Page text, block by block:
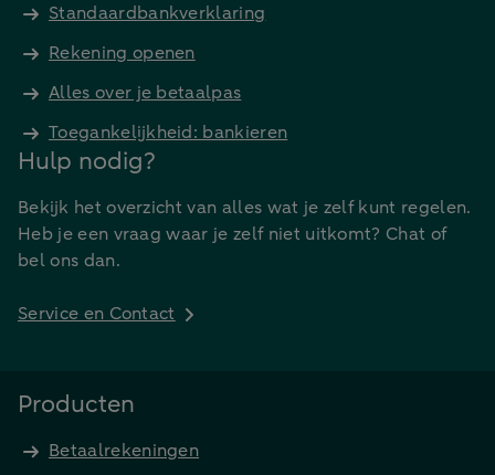
Standaardbankverklaring
Rekening openen
Alles over je betaalpas
Toegankelijkheid: bankieren
Hulp nodig?
Bekijk het overzicht van alles wat je zelf kunt regelen.
Heb je een vraag waar je zelf niet uitkomt? Chat of
bel ons dan.
Service en Contact
Producten
Betaalrekeningen